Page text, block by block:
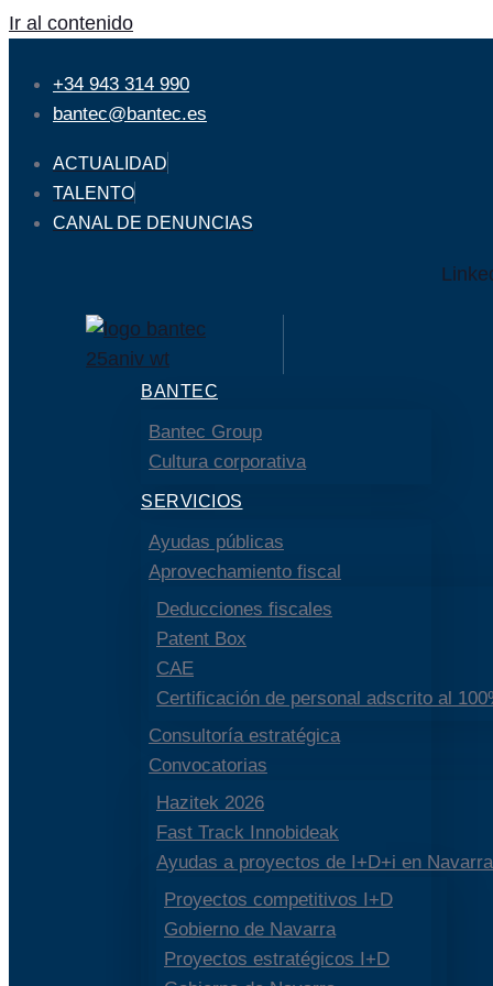
Ir al contenido
+34 943 314 990
bantec@bantec.es
ACTUALIDAD
TALENTO
CANAL DE DENUNCIAS
BANTEC
Bantec Group
Cultura corporativa
SERVICIOS
Ayudas públicas
Aprovechamiento fiscal
Deducciones fiscales
Patent Box
CAE
Certificación de personal adscrito al
Consultoría estratégica
Convocatorias
Hazitek 2026
Fast Track Innobideak
Ayudas a proyectos de I+D+i en Navarra
Proyectos competitivos I+D
Gobierno de Navarra
Proyectos estratégicos I+D